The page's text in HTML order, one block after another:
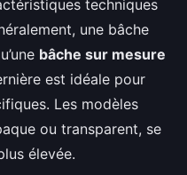
techniques
une bâche
bâche sur mesure
est idéale pour
Les modèles
ou transparent, se
élevée.